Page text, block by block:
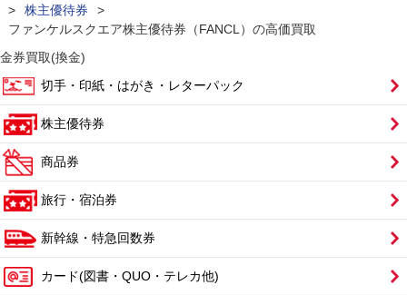
>
株主優待券
>
ファンケルスクエア株主優待券（FANCL）の高価買取
金券買取(換金)
切手・印紙・はがき・レターパック
株主優待券
商品券
旅行・宿泊券
新幹線・特急回数券
カード(図書・QUO・テレカ他)